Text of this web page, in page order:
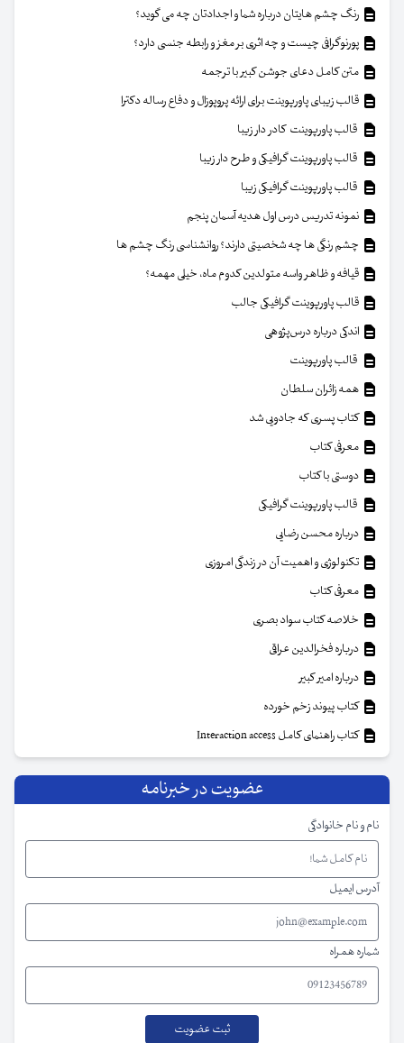
رنگ چشم هایتان درباره شما و اجدادتان چه می گوید؟
پورنوگرافی چیست و چه اثری بر مغز و رابطه جنسی دارد؟
متن کامل دعای جوشن کبیر با ترجمه
قالب زیبای پاورپوینت برای ارائه پروپوزال و دفاع رساله دکترا
قالب پاورپوینت کادر دار زیبا
قالب پاورپوینت گرافیکی و طرح دار زیبا
قالب پاورپوینت گرافیکی زیبا
نمونه تدریس درس اول هدیه آسمان پنجم
چشم رنگی ها چه شخصیتی دارند؟ روانشناسی رنگ چشم ها
قیافه و ظاهر واسه متولدین کدوم ماه، خیلی مهمه؟
قالب پاورپوینت گرافیکی جالب
اندکی درباره درس‌پژوهی
قالب پاورپوینت
همه زائران سلطان
کتاب پسری که جادویی شد
معرفی کتاب
دوستی با کتاب
قالب پاورپوینت گرافیکی
درباره محسن رضایی
تکنولوژی و اهمیت آن در زندگی امروزی
معرفی کتاب
خلاصه کتاب سواد بصری
درباره فخرالدین عراقی
درباره امیر کبیر
کتاب پیوند زخم خورده
کتاب راهنمای کامل Interaction access
عضویت در خبرنامه
نام و نام خانوادگی
آدرس ایمیل
شماره همراه